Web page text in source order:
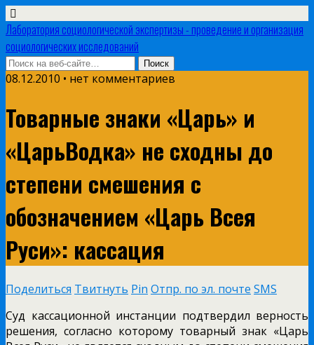
Лаборатория социологической экспертизы - проведение и организация
социологических исследований
08.12.2010 • нет комментариев
Товарные знаки «Царь» и
«ЦарьВодка» не сходны до
степени смешения с
обозначением «Царь Всея
Руси»: кассация
Поделиться Твитнуть Pin Отпр. по эл. почте SMS
Суд кассационной инстанции подтвердил верность
решения, согласно которому товарный знак «Царь